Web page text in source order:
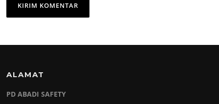
ALAMAT
PD ABADI SAFETY